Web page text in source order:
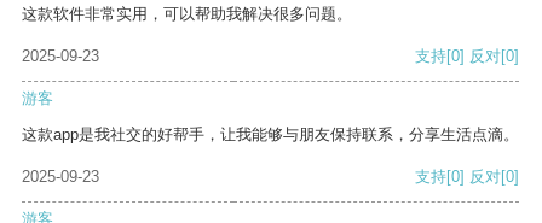
这款软件非常实用，可以帮助我解决很多问题。
2025-09-23 支持[0] 反对[0]
游客
这款app是我社交的好帮手，让我能够与朋友保持联系，分享生活点滴。
2025-09-23 支持[0] 反对[0]
游客